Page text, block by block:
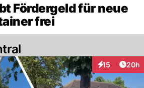
Fördergeld für neue
frei
15
Interaktionen
20h